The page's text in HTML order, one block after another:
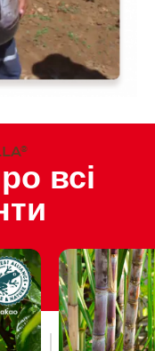
®
всі